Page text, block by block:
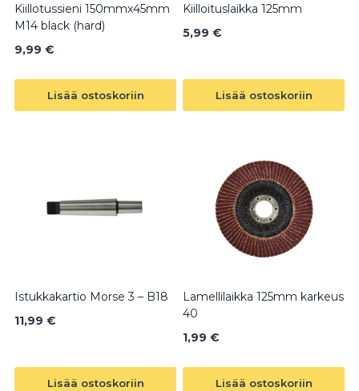
Kiillotussieni 150mmx45mm
M14 black (hard)
9,99 €
Lisää ostoskoriin
Kiilloituslaikka 125mm
5,99 €
Lisää ostoskoriin
Istukkakartio Morse 3 – B18
11,99 €
Lisää ostoskoriin
Lamellilaikka 125mm karkeus
40
1,99 €
Lisää ostoskoriin